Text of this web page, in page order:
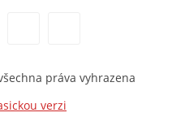
práva vyhrazena
verzi